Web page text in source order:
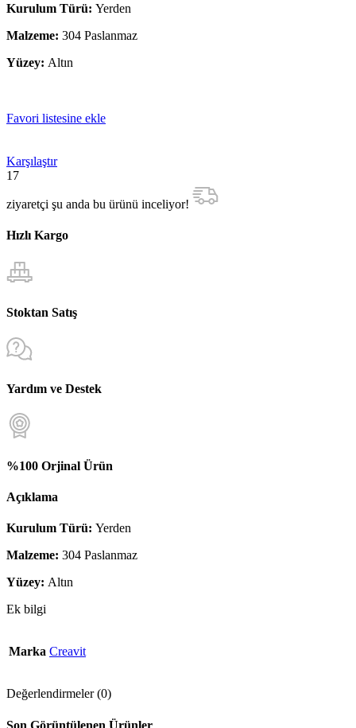
Kurulum Türü: Yerden
Malzeme: 304 Paslanmaz
Yüzey: Altın
Favori listesine ekle
Karşılaştır
17
ziyaretçi şu anda bu ürünü inceliyor!
Hızlı Kargo
Stoktan Satış
Yardım ve Destek
%100 Orjinal Ürün
Açıklama
Kurulum Türü: Yerden
Malzeme: 304 Paslanmaz
Yüzey: Altın
Ek bilgi
Marka Creavit
Değerlendirmeler (0)
Son Görüntülenen Ürünler